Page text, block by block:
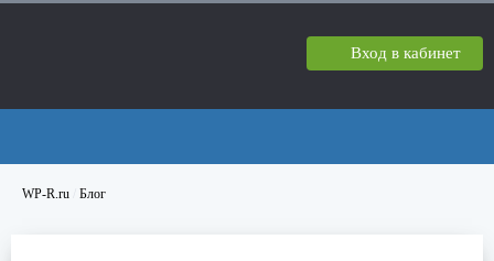
Вход в кабинет
WP-R.ru Блог